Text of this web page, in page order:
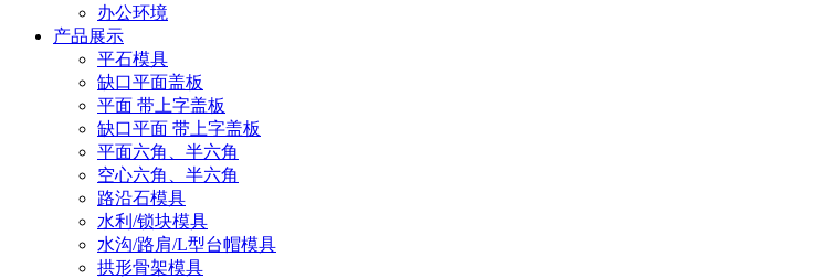
办公环境
产品展示
平石模具
缺口平面盖板
平面 带上字盖板
缺口平面 带上字盖板
平面六角、半六角
空心六角、半六角
路沿石模具
水利/锁块模具
水沟/路肩/L型台帽模具
拱形骨架模具